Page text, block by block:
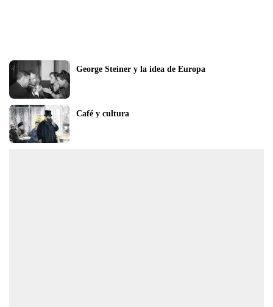
George Steiner y la idea de Europa
Café y cultura